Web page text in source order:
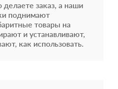
делаете заказ, а наши
поднимают
товары на
и устанавливают,
как использовать.